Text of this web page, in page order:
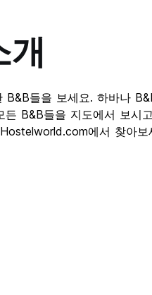
B&B들을 보세요. 하바나
든 B&B들을 지도에서 보시
에서 찾아보